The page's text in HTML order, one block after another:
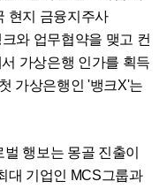
현지 금융지주사
와 업무협약을 맺고 컨
가상은행 인가를 획득
가상은행인 '뱅크X'는
행보는 몽골 진출이
대 기업인 MCS그룹과